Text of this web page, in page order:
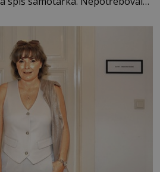
klid. Hned po studiích jsem